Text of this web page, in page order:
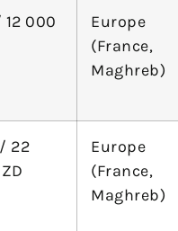
000
Europe
(France,
Maghreb)
22
Europe
(France,
Maghreb)